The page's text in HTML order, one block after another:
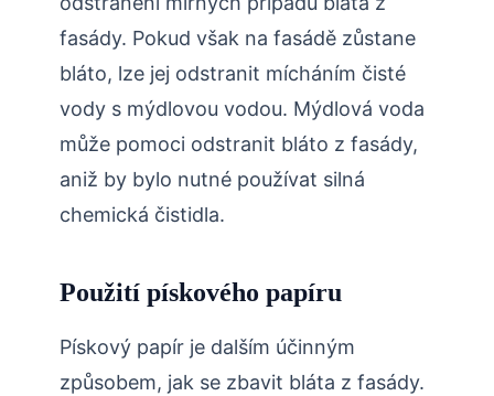
fasády. Pokud však na fasádě zůstane
bláto, lze jej odstranit mícháním čisté
vody s mýdlovou vodou. Mýdlová voda
může pomoci odstranit bláto z fasády,
aniž by bylo nutné používat silná
chemická čistidla.
Použití pískového papíru
Pískový papír je dalším účinným
způsobem, jak se zbavit bláta z fasády.